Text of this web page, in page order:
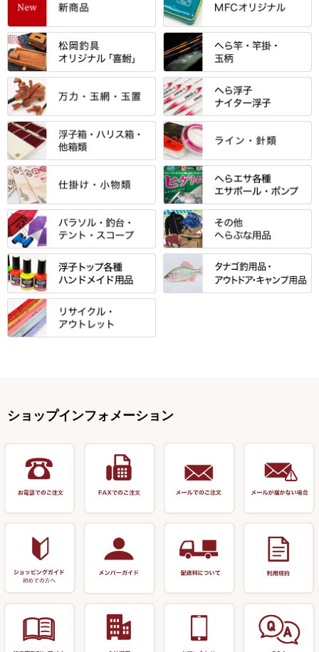
すべて
「雅（みやび）」シリーズ・エ
ントＰＬＵＳシリーズ
エントラント・ＳＰＷシリーズ
スモールクロコダイルシリーズ
エクセーヌ・スエードシリーズ
バッグ・小物ケース・ワッペン
クッション・シート・スカー
ト・エプロン
保護ケース
アクリルシリーズ・アクセサリ
すべて
「至高」シリーズ
万力付お膳
クワセ皿・コブ皿・角皿
浮子筒・浮子箱・ハリス箱・玉
ノ柄スタンド
小物箱・うどん箱・うどん皿
ハサミケース
カウンター
針外し・糸ほどき
すべて
シマノ
ダイワ
がまかつ
サクラ・NISSIN・合成竿・他
光竹作 カーボン竿掛・玉ノ柄
匠絆・かちどき・旋（めぐ
る）・千望・千尋・悠月・その
他
すべて
当店オリジナル「勝俊」作
光竹 製品
松村作（万力）
松村作（先受・その他）
万久作
岐山 製品
逍遥（しょうよう）
玉網（高級品）
替網・仕付糸
玉置（高級品）
万力付お膳・うどん皿
先受・メスネジ・その他
すべて
忠相・一志
昴 ・TOMO
りきや ・ 大祐
心也・士天・狂鬼
伊吹 ・ SATTO
KEN∑HI【ケンシ】
すべて
金鯱 シリーズ
浮子箱
浮子立て・浮子筒
ハリスケース
仕掛箱・小物箱
ハリスメジャー系
すべて
東レ・ラーヂ
サンライン ・ ダン
鬼掛・MARUTO
すべて
ウキ止めストッパー・糸・チュ
ーブ
ウキゴム 遊動式
松葉仕掛用
底取りアイテム
ハサミ
すべて
マルキュー 麩系
マルキュー その他
ポンプ絞り器・ポンプ類
すべて
パラソル
テント
リーズ
釣台 釣宝・その他
すべて
バック＆ロッドケース
偏光サングラス
小物ケース・保護ケース
防寒コーナー
すべて
浮子用素材
塗料用 筆
装飾品
リサイクル 竹竿（～19,999円）
リサイクル 竹竿（深山）
リサイクル 浮子
リサイクル 玉網・玉置・フラ
リサイクル 浮子箱・浮子筒・
アウトレット商品
ショップインフォメーション